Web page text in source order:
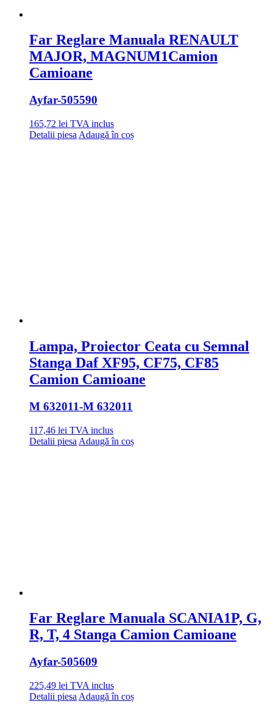
Far Reglare Manuala RENAULT
MAJOR, MAGNUM1Camion
Camioane
Ayfar-505590
165,72 lei TVA inclus
Detalii piesa Adaugă în coș
Lampa, Proiector Ceata cu Semnal
Stanga Daf XF95, CF75, CF85
Camion Camioane
M 632011-M 632011
117,46 lei TVA inclus
Detalii piesa Adaugă în coș
Far Reglare Manuala SCANIA1P, G,
R, T, 4 Stanga Camion Camioane
Ayfar-505609
225,49 lei TVA inclus
Detalii piesa Adaugă în coș